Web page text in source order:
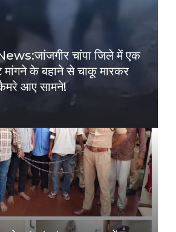
चांपा जिले में एक
मांगने के बहाने से चाकू मारकर
आए सामने!